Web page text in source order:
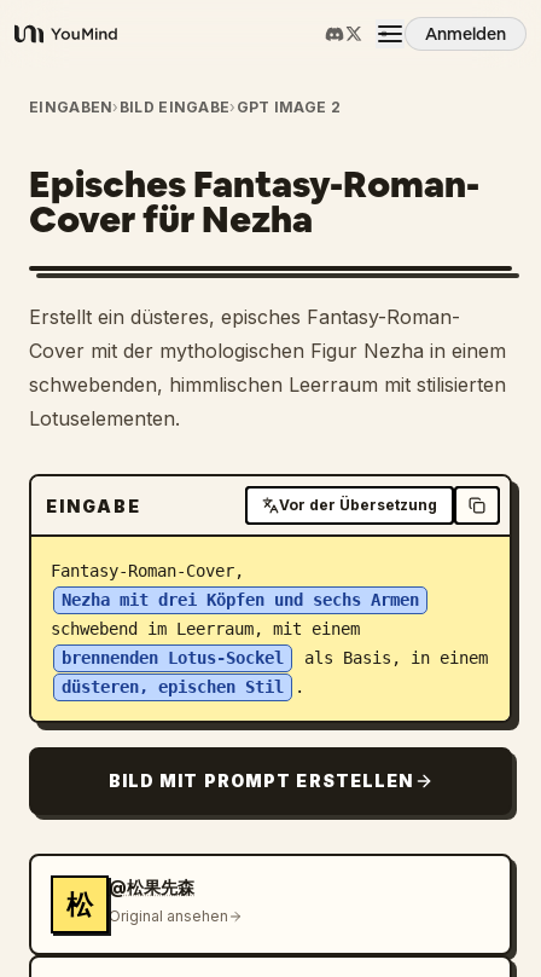
YouMind
Anmelden
Übersicht
Anwendungsfälle
Fähigkeiten
Prompts
Preise
Download
Blog
Updates
EINGABEN› BILD EINGABE› GPT IMAGE 2
Episches Fantasy-Roman-
Cover für Nezha
Erstellt ein düsteres, episches Fantasy-Roman-
Cover mit der mythologischen Figur Nezha in einem
schwebenden, himmlischen Leerraum mit stilisierten
Lotuselementen.
EINGABE Vor der Übersetzung
Fantasy-Roman-Cover,
Nezha mit drei Köpfen und sechs Armen
schwebend im Leerraum, mit einem
brennenden Lotus-Sockel
düsteren, epischen Stil
.
BILD MIT PROMPT ERSTELLEN
松
@松果先森
Original ansehen